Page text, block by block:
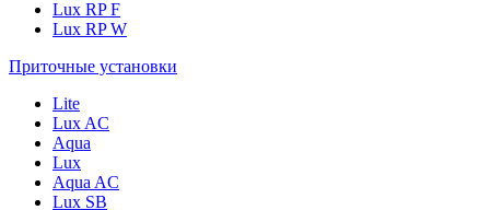
Lux RP F
Lux RP W
Приточные установки
Lite
Lux AC
Aqua
Lux
Aqua AC
Lux SB